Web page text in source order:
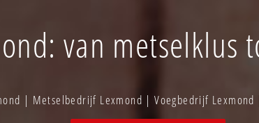
van metselklus
| Metselbedrijf Lexmond | Voegbedrijf